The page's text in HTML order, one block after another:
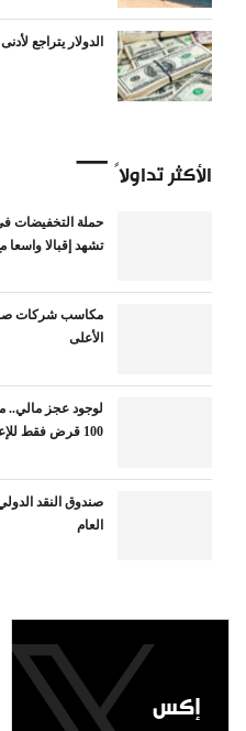
الدولار يتراجع لأدنى
الأكثر تداولاً
حملة التخفيضات
تشهد إقبالا واسعا
مكاسب شركات
الأعلى
لوجود عجز مالي..
100 قرض فقط للإعلان عنهم قريبا
صندوق النقد
العام
إكس